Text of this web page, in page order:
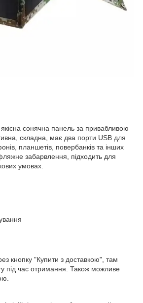
сонячна панель за привабливою
складна, має два порти USB для
планшетів, повербанків та інших
забарвлення, підходить для
умовах.
кнопку "Купити з доставкою", там
під час отримання. Також можливе